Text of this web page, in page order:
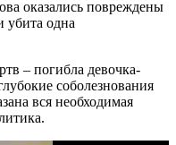
оказались повреждены
убита одна
– погибла девочка-
соболезнования
вся необходимая